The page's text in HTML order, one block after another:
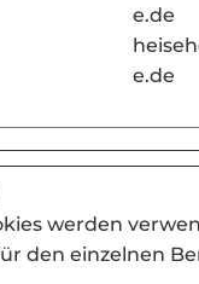
e.de
e.de
werden
den einzelnen